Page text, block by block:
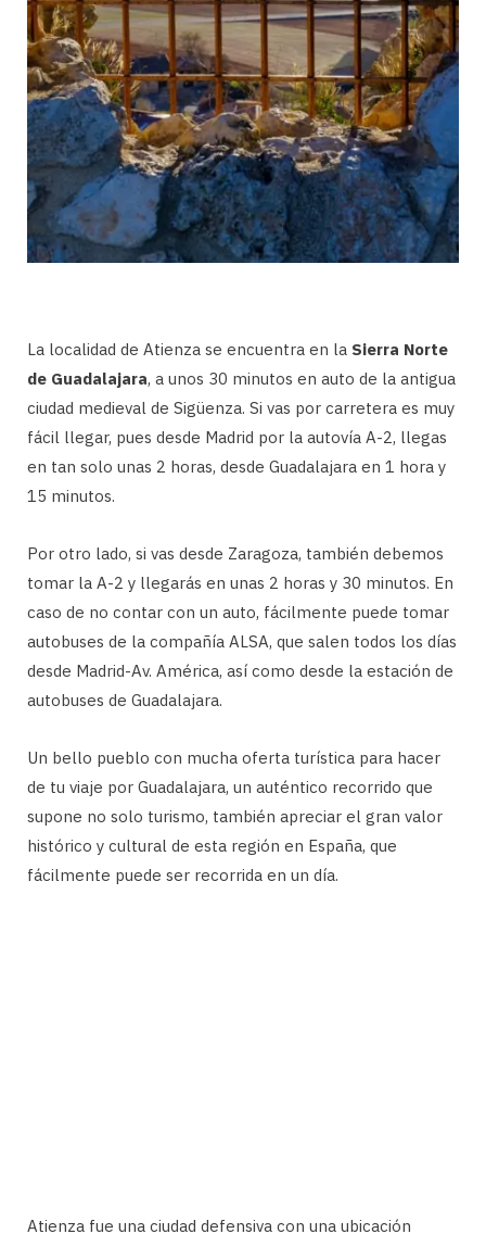
La localidad de Atienza se encuentra en la Sierra Norte
de Guadalajara, a unos 30 minutos en auto de la antigua
ciudad medieval de Sigüenza. Si vas por carretera es muy
fácil llegar, pues desde Madrid por la autovía A-2, llegas
en tan solo unas 2 horas, desde Guadalajara en 1 hora y
15 minutos.
Por otro lado, si vas desde Zaragoza, también debemos
tomar la A-2 y llegarás en unas 2 horas y 30 minutos. En
caso de no contar con un auto, fácilmente puede tomar
autobuses de la compañía ALSA, que salen todos los días
desde Madrid-Av. América, así como desde la estación de
autobuses de Guadalajara.
Un bello pueblo con mucha oferta turística para hacer
de tu viaje por Guadalajara, un auténtico recorrido que
supone no solo turismo, también apreciar el gran valor
histórico y cultural de esta región en España, que
fácilmente puede ser recorrida en un día.
Atienza fue una ciudad defensiva con una ubicación